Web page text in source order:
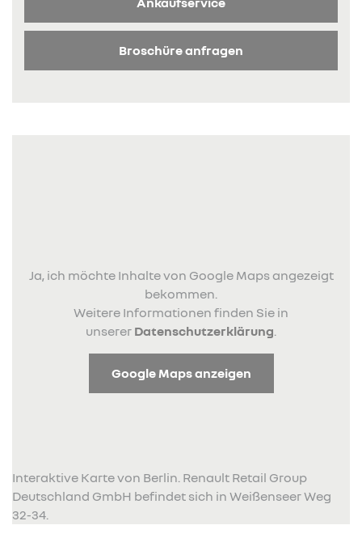
Broschüre anfragen
Ja, ich möchte Inhalte von Google Maps angezeigt
bekommen.
Weitere Informationen finden Sie in
unserer Datenschutzerklärung
Google Maps anzeigen
Interaktive Karte von Berlin. Renault Retail Group
Deutschland GmbH befindet sich in Weißenseer Weg
32-34.